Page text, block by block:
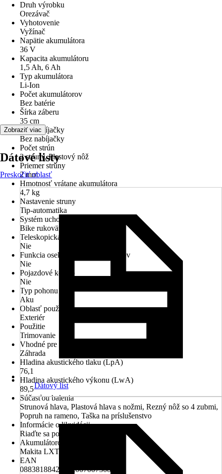
Druh výrobku
Orezávač
Vyhotovenie
Vyžínač
Napätie akumulátora
36 V
Kapacita akumulátoru
1,5 Ah, 6 Ah
Typ akumulátora
Li-Ion
Počet akumulátorov
Bez batérie
Šírka záberu
35 cm
Typ nabíjačky
Bez nabíjačky
Počet strún
2 struny, Plastový nôž
Priemer struny
2 mm
Hmotnosť vrátane akumulátora
4,7 kg
Nastavenie struny
Tip-automatika
Systém uchopenia
Bike rukoväť pevná
Teleskopická násada
Nie
Funkcia osekávania rastlín a kríkov
Nie
Pojazdové koleso
Nie
Typ pohonu
Aku
Oblasť použitia
Exteriér
Použitie
Trimovanie
Vhodné pre priestory
Záhrada
Hladina akustického tlaku (LpA)
76,1
Hladina akustického výkonu (LwA)
89,5
Súčasťou balenia
Strunová hlava, Plastová hlava s nožmi, Rezný nôž so 4 zubmi,
Popruh na rameno, Taška na príslušenstvo
Informácie o likvidácii
Riaďte sa pokynmi na likvidáciu
Akumulátorový systém
Makita LXT 18V
EAN
088381884228, 2007007308953
Zobraziť viac
Dátové listy
Preskočiť oblasť
Dátový list